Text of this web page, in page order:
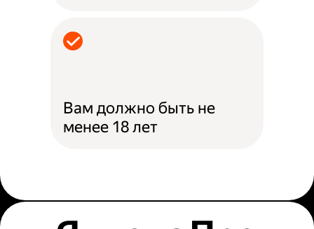
Вам должно быть не
менее 18 лет